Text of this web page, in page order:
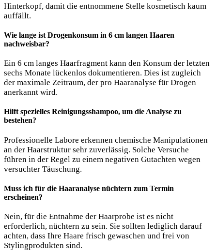
Hinterkopf, damit die entnommene Stelle kosmetisch kaum
auffällt.
Wie lange ist Drogenkonsum in 6 cm langen Haaren
nachweisbar?
Ein 6 cm langes Haarfragment kann den Konsum der letzten
sechs Monate lückenlos dokumentieren. Dies ist zugleich
der maximale Zeitraum, der pro Haaranalyse für Drogen
anerkannt wird.
Hilft spezielles Reinigungsshampoo, um die Analyse zu
bestehen?
Professionelle Labore erkennen chemische Manipulationen
an der Haarstruktur sehr zuverlässig. Solche Versuche
führen in der Regel zu einem negativen Gutachten wegen
versuchter Täuschung.
Muss ich für die Haaranalyse nüchtern zum Termin
erscheinen?
Nein, für die Entnahme der Haarprobe ist es nicht
erforderlich, nüchtern zu sein. Sie sollten lediglich darauf
achten, dass Ihre Haare frisch gewaschen und frei von
Stylingprodukten sind.